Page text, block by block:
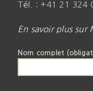
Tél. : +41 21 324
En savoir plus sur
Nom complet